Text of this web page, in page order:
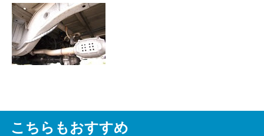
こちらもおすすめ